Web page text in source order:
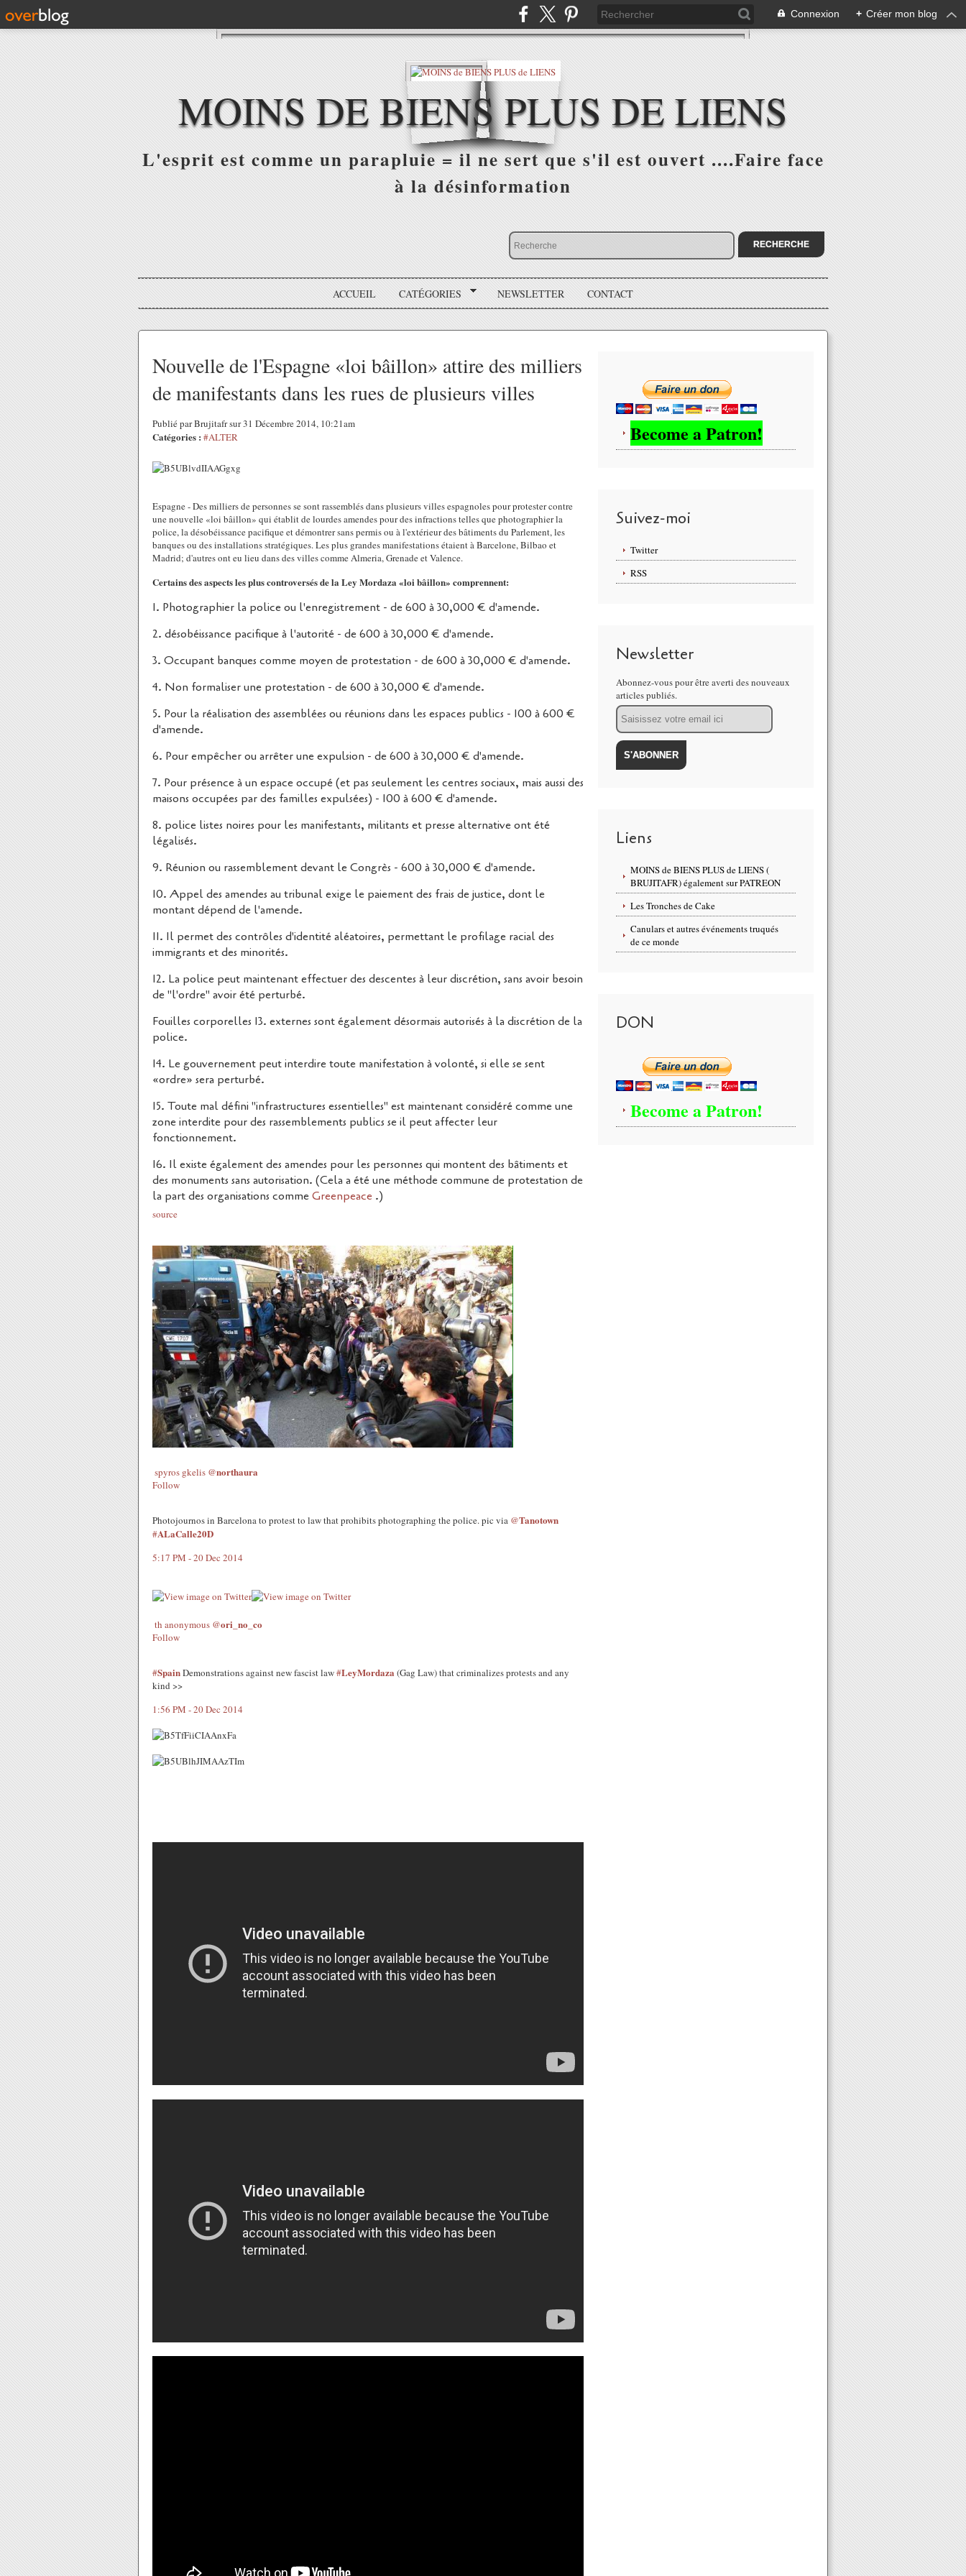
Connexion + Créer mon blog
MOINS DE BIENS PLUS DE LIENS
L'esprit est comme un parapluie = il ne sert que s'il est ouvert ....Faire face
à la désinformation
ACCUEIL CATÉGORIES NEWSLETTER CONTACT
Nouvelle de l'Espagne «loi bâillon» attire des milliers
de manifestants dans les rues de plusieurs villes
Publié par Brujitafr sur 31 Décembre 2014, 10:21am
Catégories : #ALTER
Espagne - Des milliers de personnes se sont rassemblés dans plusieurs villes espagnoles pour protester contre
une nouvelle «loi bâillon» qui établit de lourdes amendes pour des infractions telles que photographier la
police, la désobéissance pacifique et démontrer sans permis ou à l'extérieur des bâtiments du Parlement, les
banques ou des installations stratégiques. Les plus grandes manifestations étaient à Barcelone, Bilbao et
Madrid; d'autres ont eu lieu dans des villes comme Almeria, Grenade et Valence.
Certains des aspects les plus controversés de la Ley Mordaza «loi bâillon» comprennent:
1. Photographier la police ou l'enregistrement - de 600 à 30,000 € d'amende.
2. désobéissance pacifique à l'autorité - de 600 à 30,000 € d'amende.
3. Occupant banques comme moyen de protestation - de 600 à 30,000 € d'amende.
4. Non formaliser une protestation - de 600 à 30,000 € d'amende.
5. Pour la réalisation des assemblées ou réunions dans les espaces publics - 100 à 600 €
d'amende.
6. Pour empêcher ou arrêter une expulsion - de 600 à 30,000 € d'amende.
7. Pour présence à un espace occupé (et pas seulement les centres sociaux, mais aussi des
maisons occupées par des familles expulsées) - 100 à 600 € d'amende.
8. police listes noires pour les manifestants, militants et presse alternative ont été
légalisés.
9. Réunion ou rassemblement devant le Congrès - 600 à 30,000 € d'amende.
10. Appel des amendes au tribunal exige le paiement des frais de justice, dont le
montant dépend de l'amende.
11. Il permet des contrôles d'identité aléatoires, permettant le profilage racial des
immigrants et des minorités.
12. La police peut maintenant effectuer des descentes à leur discrétion, sans avoir besoin
de "l'ordre" avoir été perturbé.
Fouilles corporelles 13. externes sont également désormais autorisés à la discrétion de la
police.
14. Le gouvernement peut interdire toute manifestation à volonté, si elle se sent
«ordre» sera perturbé.
15. Toute mal défini "infrastructures essentielles" est maintenant considéré comme une
zone interdite pour des rassemblements publics se il peut affecter leur
fonctionnement.
16. Il existe également des amendes pour les personnes qui montent des bâtiments et
des monuments sans autorisation. (Cela a été une méthode commune de protestation de
la part des organisations commeGreenpeace .)
source
spyros gkelis @northaura
Follow
Photojournos in Barcelona to protest to law that prohibits photographing the police. pic via @Tanotown
#ALaCalle20D
5:17 PM - 20 Dec 2014
th anonymous @ori_no_co
Follow
#SpainDemonstrations against new fascist law#LeyMordaza (Gag Law) that criminalizes protests and any
kind >>
1:56 PM - 20 Dec 2014
Become a Patron!
Suivez-moi
Twitter
RSS
Newsletter
Abonnez-vous pour être averti des nouveaux
articles publiés.
Email
Liens
MOINS de BIENS PLUS de LIENS (
BRUJITAFR) également sur PATREON
Les Tronches de Cake
Canulars et autres événements truqués
de ce monde
DON
Become a Patron!